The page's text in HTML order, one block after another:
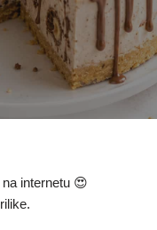
internetu 😍